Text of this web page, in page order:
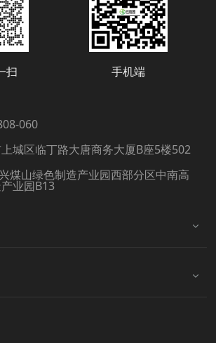
扫 手机端
060
城区临丁路大唐商务大厦B座5楼502
煤山绿色制造产业园西部分区中南高
业园B13